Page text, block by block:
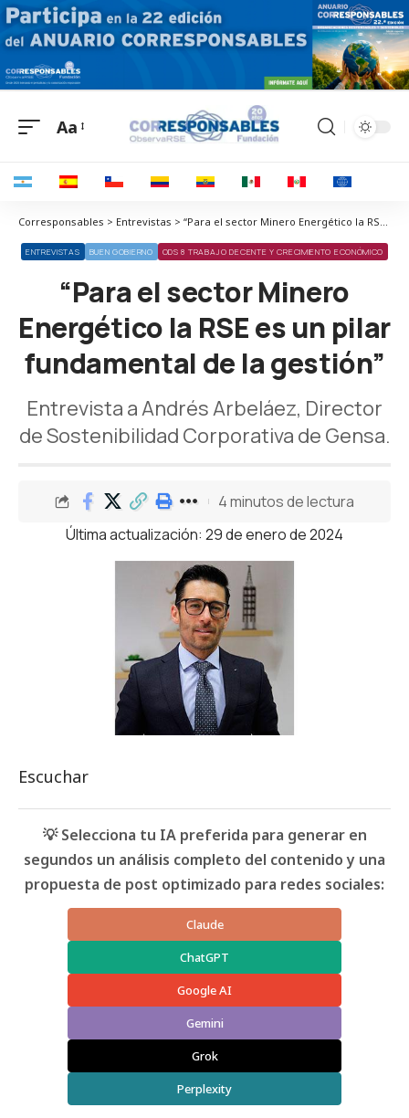
Aa
Corresponsables > Entrevistas > “Para el sector Minero Energético la RSE es un pilar fundamental de la gestión”
ENTREVISTAS BUEN GOBIERNO ODS 8 TRABAJO DECENTE Y CRECIMIENTO ECONÓMICO
“Para el sector Minero
Energético la RSE es un pilar
fundamental de la gestión”
Entrevista a Andrés Arbeláez, Director
de Sostenibilidad Corporativa de Gensa.
Última actualización: 29 de enero de 2024
4 minutos de lectura
Escuchar
💡 Selecciona tu IA preferida para generar en
segundos un análisis completo del contenido y una
propuesta de post optimizado para redes sociales:
Claude
ChatGPT
Google AI
Gemini
Grok
Perplexity